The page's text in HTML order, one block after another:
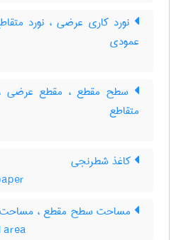
نورد کاری عرضی ، نورد
عمودی
سطح مقطع ، مقطع
متقاطع
کاغذ شطرنجی
مساحت سطح مقطع ،